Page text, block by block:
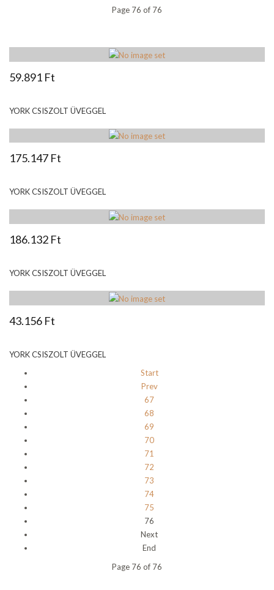
Page 76 of 76
59.891 Ft
YORK CSISZOLT ÜVEGGEL
175.147 Ft
YORK CSISZOLT ÜVEGGEL
186.132 Ft
YORK CSISZOLT ÜVEGGEL
43.156 Ft
YORK CSISZOLT ÜVEGGEL
Start
Prev
67
68
69
70
71
72
73
74
75
76
Next
End
Page 76 of 76